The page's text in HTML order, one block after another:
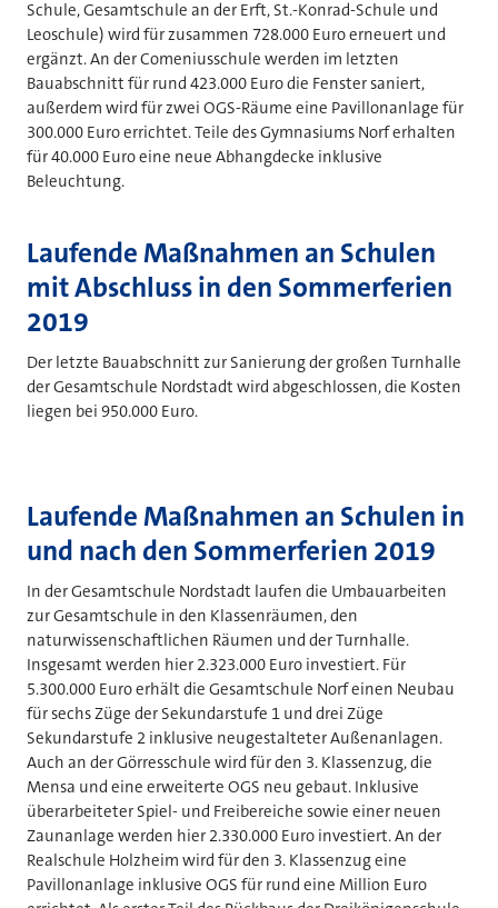
Schule, Gesamtschule an der Erft, St.-Konrad-Schule und
Leoschule) wird für zusammen 728.000 Euro erneuert und
ergänzt. An der Comeniusschule werden im letzten
Bauabschnitt für rund 423.000 Euro die Fenster saniert,
außerdem wird für zwei OGS-Räume eine Pavillonanlage für
300.000 Euro errichtet. Teile des Gymnasiums Norf erhalten
für 40.000 Euro eine neue Abhangdecke inklusive
Beleuchtung.
Laufende Maßnahmen an Schulen
mit Abschluss in den Sommerferien
2019
Der letzte Bauabschnitt zur Sanierung der großen Turnhalle
der Gesamtschule Nordstadt wird abgeschlossen, die Kosten
liegen bei 950.000 Euro.
Laufende Maßnahmen an Schulen in
und nach den Sommerferien 2019
In der Gesamtschule Nordstadt laufen die Umbauarbeiten
zur Gesamtschule in den Klassenräumen, den
naturwissenschaftlichen Räumen und der Turnhalle.
Insgesamt werden hier 2.323.000 Euro investiert. Für
5.300.000 Euro erhält die Gesamtschule Norf einen Neubau
für sechs Züge der Sekundarstufe 1 und drei Züge
Sekundarstufe 2 inklusive neugestalteter Außenanlagen.
Auch an der Görresschule wird für den 3. Klassenzug, die
Mensa und eine erweiterte OGS neu gebaut. Inklusive
überarbeiteter Spiel- und Freibereiche sowie einer neuen
Zaunanlage werden hier 2.330.000 Euro investiert. An der
Realschule Holzheim wird für den 3. Klassenzug eine
Pavillonanlage inklusive OGS für rund eine Million Euro